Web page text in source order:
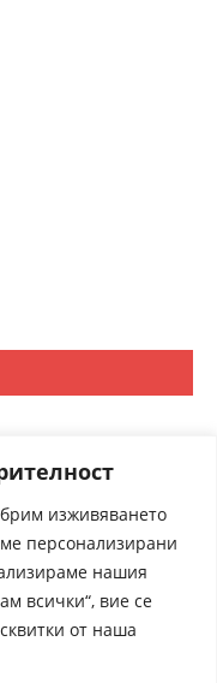
изживяването
персонализирани
нашия
всички“, вие се
от наша